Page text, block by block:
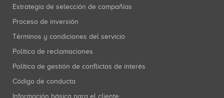
Estrategia de selección de compañías
Proceso de inversión
Términos y condiciones del servicio
Política de reclamaciones
Política de gestión de conflictos de interés
Código de conducta
Información básica para el cliente